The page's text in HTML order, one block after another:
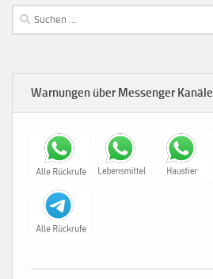
Suchen
nach:
Warnungen über Messenger Kanäle